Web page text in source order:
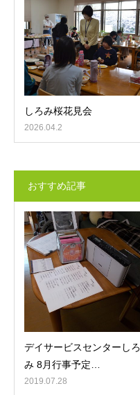
しろみ桜花見会
2026.04.2
おすすめ記事
デイサービスセンターしろ
み 8月行事予定…
2019.07.28